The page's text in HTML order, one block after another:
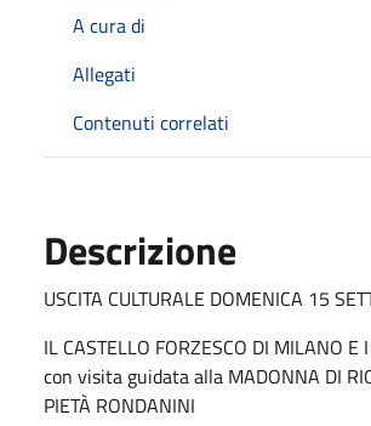
A cura di
Allegati
Contenuti correlati
Descrizione
USCITA CULTURALE DOMENICA 15
IL CASTELLO FORZESCO DI MILANO E
con visita guidata alla MADONNA DI
PIETÀ RONDANINI